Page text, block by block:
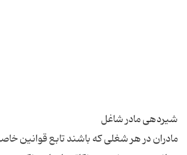
مادران در هر شغلی که باشند تابع قوانین